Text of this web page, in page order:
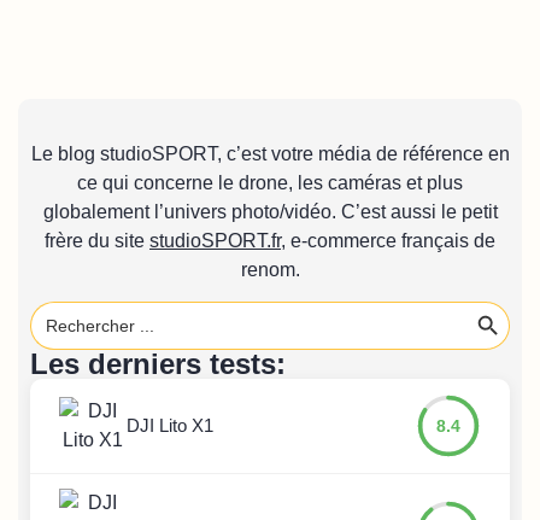
Le blog studioSPORT, c’est votre média de référence en
ce qui concerne le drone, les caméras et plus
globalement l’univers photo/vidéo. C’est aussi le petit
frère du site studioSPORT.fr, e-commerce français de
renom.
Search
for:
Search
Les derniers tests:
DJI Lito X1 8.4